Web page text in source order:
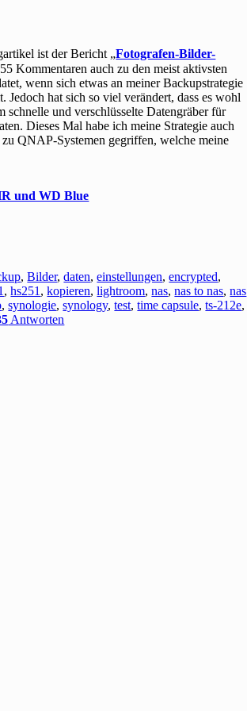
ist der Bericht „Fotografen-Bilder-
Kommentaren auch zu den meist aktivsten
wenn sich etwas an meiner Backupstrategie
hat sich so viel verändert, dass es wohl
schnelle und verschlüsselte Datengräber für
Dieses Mal habe ich meine Strategie auch
QNAP-Systemen gegriffen, welche meine
und WD Blue
,Bilder,daten,einstellungen,encrypted,
,hs251 ,kopieren,lightroom,nas,nas to nas,nas
,synologie,synology,test,time capsule,ts-212e,
Antworten